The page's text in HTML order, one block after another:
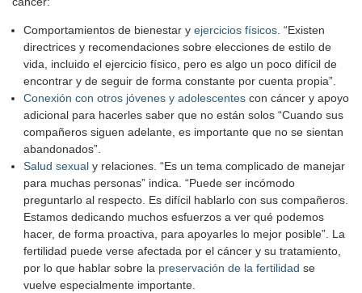
Comportamientos de bienestar y ejercicios físicos. “Existen
directrices y recomendaciones sobre elecciones de estilo de
vida, incluido el ejercicio físico, pero es algo un poco difícil de
encontrar y de seguir de forma constante por cuenta propia”.
Conexión con otros jóvenes y adolescentes con cáncer y apoyo
adicional para hacerles saber que no están solos “Cuando sus
compañeros siguen adelante, es importante que no se sientan
abandonados”.
Salud sexual y relaciones. “Es un tema complicado de manejar
para muchas personas” indica. “Puede ser incómodo
preguntarlo al respecto. Es difícil hablarlo con sus compañeros.
Estamos dedicando muchos esfuerzos a ver qué podemos
hacer, de forma proactiva, para apoyarles lo mejor posible”. La
fertilidad puede verse afectada por el cáncer y su tratamiento,
por lo que hablar sobre la preservación de la fertilidad se
vuelve especialmente importante.